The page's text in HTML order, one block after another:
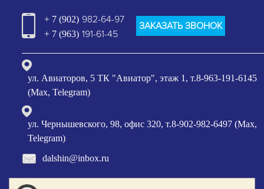
+ 7 (902) 982-64-97
+ 7 (963) 191-61-45
ЗАКАЗАТЬ ЗВОНОК
ул. Авиаторов, 5 ТК "Авиатор", этаж 1, т.8-963-191-6145
(Max, Telegram)
ул. Чернышевского, 98, офис 320, т.8-902-982-6497 (Max,
Telegram)
dalshin@inbox.ru